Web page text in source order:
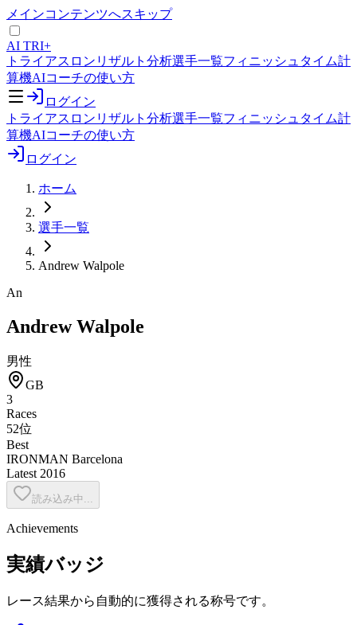
メインコンテンツへスキップ
AI TRI+
トライアスロンリザルト分析選手一覧フィニッシュタイム計
算機AIコーチの使い方
ログイン
トライアスロンリザルト分析選手一覧フィニッシュタイム計
算機AIコーチの使い方
ログイン
ホーム
選手一覧
Andrew Walpole
An
Andrew Walpole
男性
GB
3
Races
52位
Best
IRONMAN Barcelona
Latest 2016
読み込み中...
Achievements
実績バッジ
レース結果から自動的に獲得される称号です。